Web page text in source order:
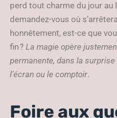
perd tout charme du jour au
demandez-vous où
honnêtement, est-ce que
fin ? La magie opère
permanente, dans la
l’écran ou le comptoir.
Foire aux